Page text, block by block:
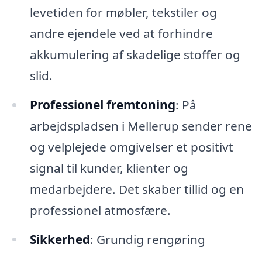
levetiden for møbler, tekstiler og
andre ejendele ved at forhindre
akkumulering af skadelige stoffer og
slid.
Professionel fremtoning: På
arbejdspladsen i Mellerup sender rene
og velplejede omgivelser et positivt
signal til kunder, klienter og
medarbejdere. Det skaber tillid og en
professionel atmosfære.
Sikkerhed: Grundig rengøring